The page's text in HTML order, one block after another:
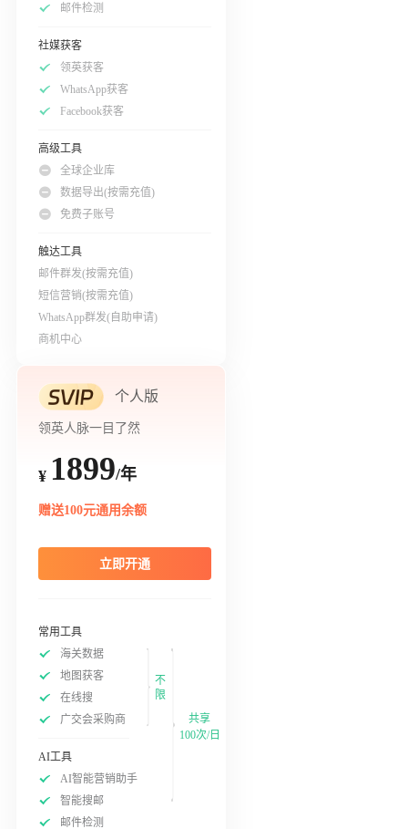
邮件检测
社媒获客
领英获客
WhatsApp获客
Facebook获客
高级工具
全球企业库
数据导出(按需充值)
免费子账号
触达工具
邮件群发(按需充值)
短信营销(按需充值)
WhatsApp群发(自助申请)
商机中心
个人版
领英人脉一目了然
¥ 1899/年
赠送100元通用余额
立即开通
常用工具
海关数据
地图获客
在线搜
广交会采购商
不
限
AI工具
AI智能营销助手
智能搜邮
邮件检测
共享
100次/日